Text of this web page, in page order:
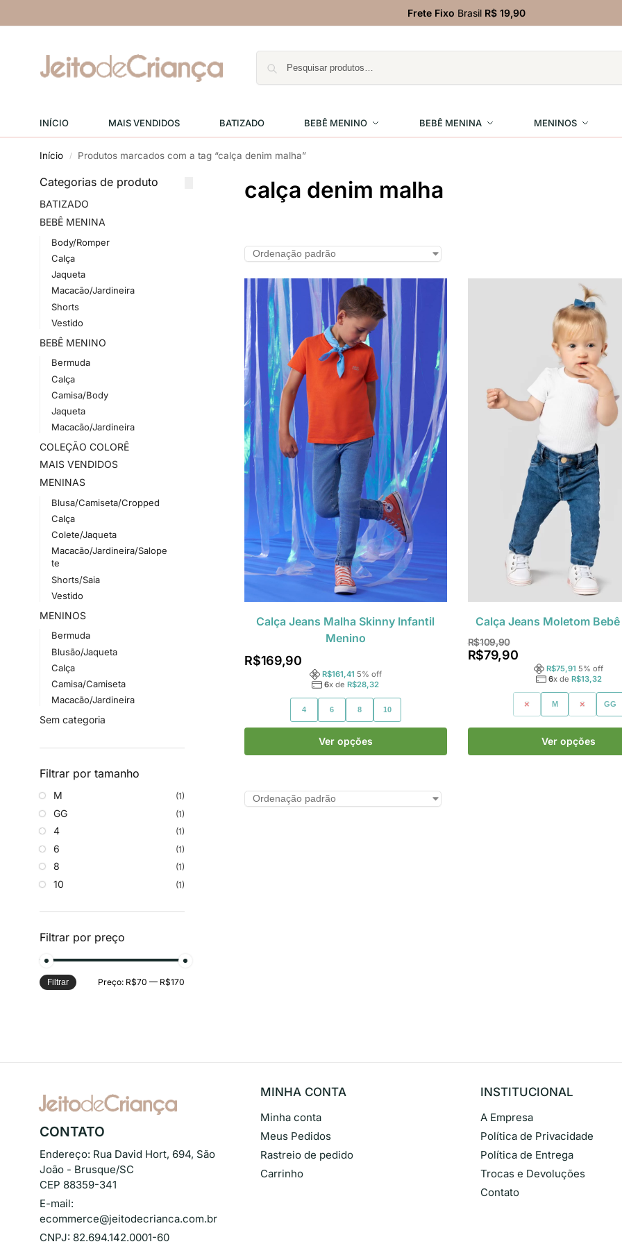
Frete Fixo Brasil R$ 19,90
INÍCIO MAIS VENDIDOS BATIZADO BEBÊ MENINO BEBÊ MENINA MENINOS
Início / Produtos marcados com a tag “calça denim malha”
calça denim malha
Calça Jeans Malha Skinny Infantil
Menino
R$169,90
R$161,41 5% off
6x deR$28,32
4 6 8 10
Ver opções
Calça Jeans Moletom
R$109,90
R$79,90
R$75,91 5% off
6x de R$13,32
P M G GG
Ver opções
Categorias de produto
BATIZADO
BEBÊ MENINA
Body/Romper
Calça
Jaqueta
Macacão/Jardineira
Shorts
Vestido
BEBÊ MENINO
Bermuda
Calça
Camisa/Body
Jaqueta
Macacão/Jardineira
COLEÇÃO COLORÊ
MAIS VENDIDOS
MENINAS
Blusa/Camiseta/Cropped
Calça
Colete/Jaqueta
Macacão/Jardineira/Salope
te
Shorts/Saia
Vestido
MENINOS
Bermuda
Blusão/Jaqueta
Calça
Camisa/Camiseta
Macacão/Jardineira
Sem categoria
Filtrar por tamanho
M (1)
GG (1)
4 (1)
6 (1)
8 (1)
10 (1)
Filtrar por preço
Filtrar Preço: R$70 — R$170
CONTATO
Endereço: Rua David Hort, 694, São
João - Brusque/SC
CEP 88359-341
E-mail:
ecommerce@jeitodecrianca.com.br
CNPJ: 82.694.142.0001-60
MINHA CONTA
Minha conta
Meus Pedidos
Rastreio de pedido
Carrinho
INSTITUCIONAL
A Empresa
Política de Privacidade
Política de Entrega
Trocas e Devoluções
Contato